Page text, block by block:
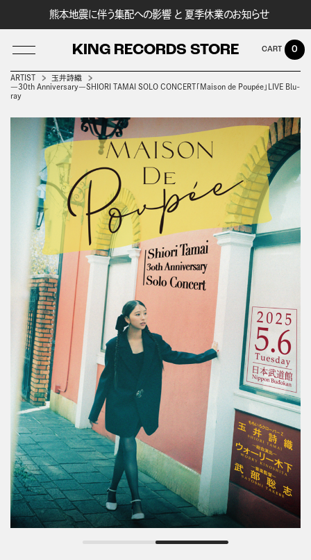
熊本地震に伴う集配への影響 と 夏季休業のお知らせ
KING RECORDS STORE
LOG IN
0
ARTIST
玉井詩織
―30th Anniversary―SHIORI TAMAI SOLO CONCERT「Maison de Poupée」LIVE Blu-
ray